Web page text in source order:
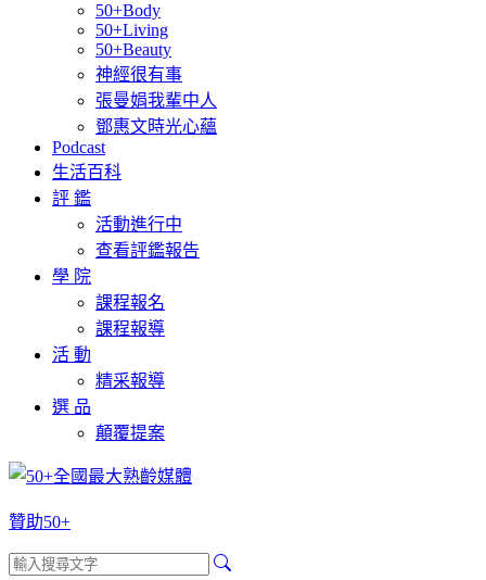
50+Body
50+Living
50+Beauty
神經很有事
張曼娟我輩中人
鄧惠文時光心蘊
Podcast
生活百科
評 鑑
活動進行中
查看評鑑報告
學 院
課程報名
課程報導
活 動
精采報導
選 品
顛覆提案
贊助50+